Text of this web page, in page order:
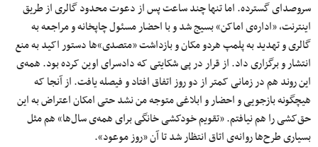
سروصدای گسترده. اما تنها چند ساعت پس از دعوت محدود گالری از طریق
اینترنت، «اداره‌ی اماکن» بسیج شد و با احضار مسئول چاپخانه و مراجعه به
گالری و تهدید به پلمپ هردو مکان و بازداشت «متصدی»‌ها دستور اکید به منع
انتشار و برگزاری داد. از قرار در پی شکایتی که دادسرای اوین کرده بود. همه‌ی
این روند هم در زمانی کمتر از دو روز اتفاق افتاد و فیصله یافت. از آنجا که
هیچگونه بازجویی و احضار و ابلاغی متوجه من نشد حتی امکان اعتراض به این
حق‌کشی را هم نیافتم. «تقویم خودکشی خانگی برای همه‌ی سال‌ها» هم مثل
بسیاری طرح‌ها روانه‌ی اتاق انتظار شد تا آن «روز موعود».